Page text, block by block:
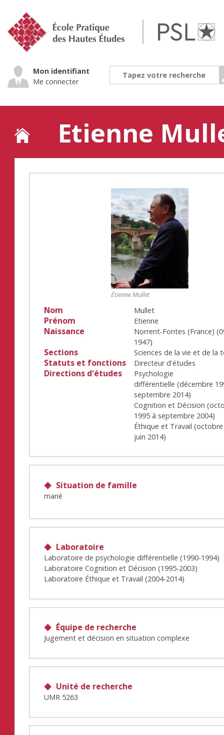
navigation
Mon identifiant
Me connecter
Etienne
Back
Étienne Mullet
Nom Mullet
Prénom Etienne
Naissance Norrent-Fontes (France) (
1947)
Sections Sciences de la vie et de la
Statuts et fonctions Directeur d'études
Directions d'études
Psychologie
différentielle (décembre
septembre 2014)
Cognition et Décision (
1995 à septembre 2004)
Éthique et Travail (octobre
juin 2014)
Situation de famille
marié
Laboratoire
Laboratoire de psychologie différentielle (1990-1994)
Laboratoire Cognition et Décision (1995-2003)
Laboratoire Éthique et Travail (2004-2014)
Équipe de recherche
Jugement et décision en situation complexe
Unité de recherche
UMR 5263